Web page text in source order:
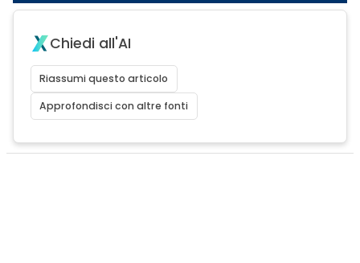
Chiedi all'AI
Riassumi questo articolo
Approfondisci con altre fonti